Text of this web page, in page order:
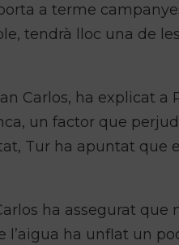
a terme
tendrà lloc una de
Carlos, ha explicat a
un factor que
Tur ha apuntat que
ha assegurat que
l’aigua ha unflat un